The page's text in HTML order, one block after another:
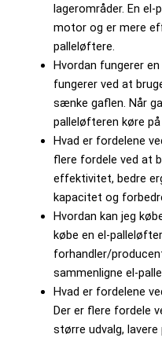
lagerområder. En
motor og er mere
palleløftere.
Hvordan fungerer
fungerer ved at
sænke gaflen. Når
palleløfteren køre
Hvad er fordelene
flere fordele ved at
effektivitet, bedre
kapacitet og
Hvordan kan jeg
købe en el-
forhandler/
sammenligne el-
Hvad er fordelene
Der er flere fordele
større udvalg, lavere